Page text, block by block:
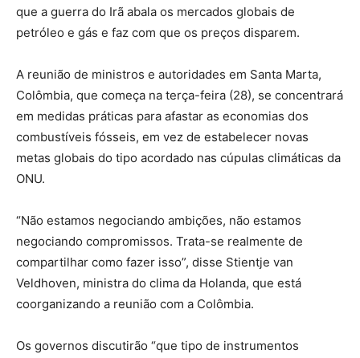
que a guerra do Irã abala os mercados globais de
petróleo e gás e faz com que os preços disparem.
A reunião de ministros e autoridades em Santa Marta,
Colômbia, que começa na terça-feira (28), se concentrará
em medidas práticas para afastar as economias dos
combustíveis fósseis, em vez de estabelecer novas
metas globais do tipo acordado nas cúpulas climáticas da
ONU.
“Não estamos negociando ambições, não estamos
negociando compromissos. Trata-se realmente de
compartilhar como fazer isso”, disse Stientje van
Veldhoven, ministra do clima da Holanda, que está
coorganizando a reunião com a Colômbia.
Os governos discutirão “que tipo de instrumentos